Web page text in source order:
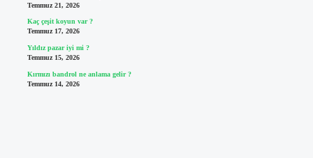
Temmuz 21, 2026
Kaç çeşit koyun var ?
Temmuz 17, 2026
Yıldız pazar iyi mi ?
Temmuz 15, 2026
Kırmızı bandrol ne anlama gelir ?
Temmuz 14, 2026